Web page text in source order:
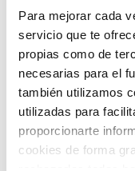
Para mejorar cada
servicio que te
propias como de
necesarias para el
también utilizamos
utilizadas para
proporcionarte
cookies de forma
(3)
Trastornos del
Tratamientos(11)
Uncategorized(2)
Urgencias(2)